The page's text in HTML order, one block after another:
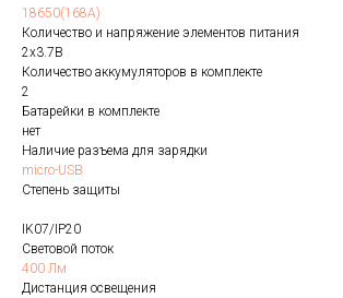
18650(168A)
Количество и напряжение элементов питания
2х3.7В
Количество аккумуляторов в комплекте
2
Батарейки в комплекте
нет
Наличие разъема для зарядки
micro-USB
Степень защиты
IK07/IP20
Световой поток
400 Лм
Дистанция освещения